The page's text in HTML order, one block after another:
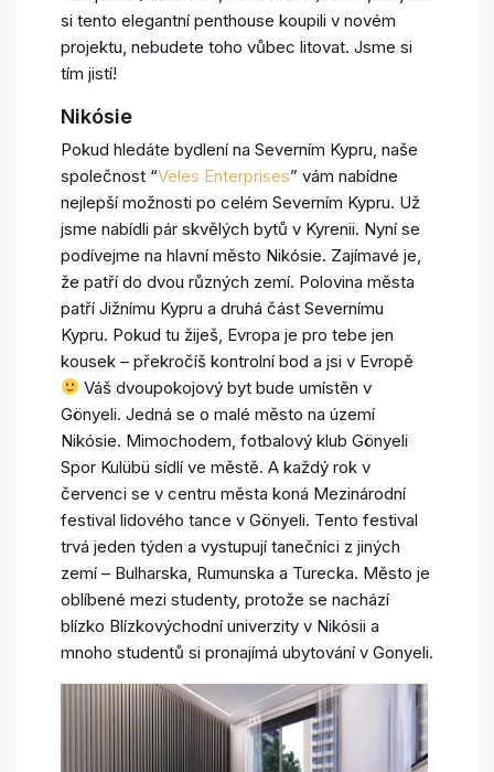
si tento elegantní penthouse koupili v novém
projektu, nebudete toho vůbec litovat. Jsme si
tím jistí!
Nikósie
Pokud hledáte bydlení na Severním Kypru, naše
společnost “Veles Enterprises” vám nabídne
nejlepší možnosti po celém Severním Kypru. Už
jsme nabídli pár skvělých bytů v Kyrenii. Nyní se
podívejme na hlavní město Nikósie. Zajímavé je,
že patří do dvou různých zemí. Polovina města
patří Jižnímu Kypru a druhá část Severnímu
Kypru. Pokud tu žiješ, Evropa je pro tebe jen
kousek – překročíš kontrolní bod a jsi v Evropě
Váš dvoupokojový byt bude umístěn v
Gönyeli. Jedná se o malé město na území
Nikósie. Mimochodem, fotbalový klub Gönyeli
Spor Kulübü sídlí ve městě. A každý rok v
červenci se v centru města koná Mezinárodní
festival lidového tance v Gönyeli. Tento festival
trvá jeden týden a vystupují tanečníci z jiných
zemí – Bulharska, Rumunska a Turecka. Město je
oblíbené mezi studenty, protože se nachází
blízko Blízkovýchodní univerzity v Nikósii a
mnoho studentů si pronajímá ubytování v Gonyeli.